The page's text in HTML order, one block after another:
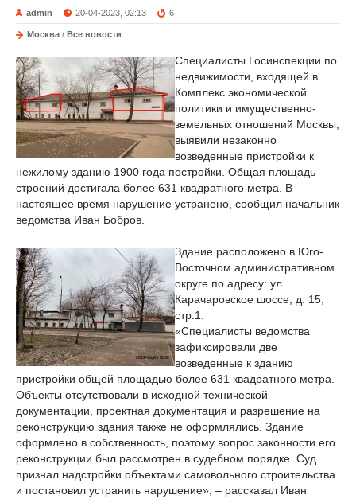
admin 20-04-2023, 02:13 6
Москва / Все новости
Специалисты Госинспекции по
недвижимости, входящей в
Комплекс экономической
политики и имущественно-
земельных отношений Москвы,
выявили незаконно
возведенные пристройки к
нежилому зданию 1900 года постройки. Общая площадь
строений достигала более 631 квадратного метра. В
настоящее время нарушение устранено, сообщил начальник
ведомства Иван Бобров.
Здание расположено в Юго-
Восточном административном
округе по адресу: ул.
Карачаровское шоссе, д. 15,
стр.1.
«Специалисты ведомства
зафиксировали две
возведенные к зданию
пристройки общей площадью более 631 квадратного метра.
Объекты отсутствовали в исходной технической
документации, проектная документация и разрешение на
реконструкцию здания также не оформлялись. Здание
оформлено в собственность, поэтому вопрос законности его
реконструкции был рассмотрен в судебном порядке. Суд
признал надстройки объектами самовольного строительства
и постановил устранить нарушение», – рассказал Иван